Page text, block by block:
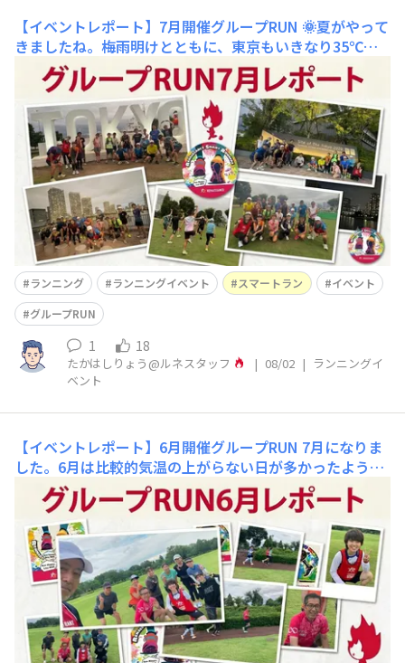
【イベントレポート】7月開催グループRUN 🌞夏がやって
きましたね。梅雨明けとともに、東京もいきなり35℃超
えの日が続いています…🥵早朝や日没後なら少し走りやす
いとはいえ、この時期の本気のアウトドアRUNはなかな
か厳しいですよね💦インドアのランニングマシンも上手に
活用しながら、楽しくランニングを続けていきましょう！
🏃‍♂️🏃‍♀️✨ということ
ランニング ランニングイベント スマートラン
イベント
グループRUN
1 18
たかはしりょう@ルネスタッフ | 08/02 | ランニングイ
ベント
【イベントレポート】6月開催グループRUN 7月になりま
した。6月は比較的気温の上がらない日が多かったようで
すが、梅雨や台風などの影響もあり、快適にアウトドアラ
ンができる日ばかりではなかったと思います。☀️☔️引き続
き、インドアのランニングマシンもうまく活用しながら、
楽しくランニングを継続していきましょう！🏃‍♂️🏃‍♀️✨さ
て、6月の「グル